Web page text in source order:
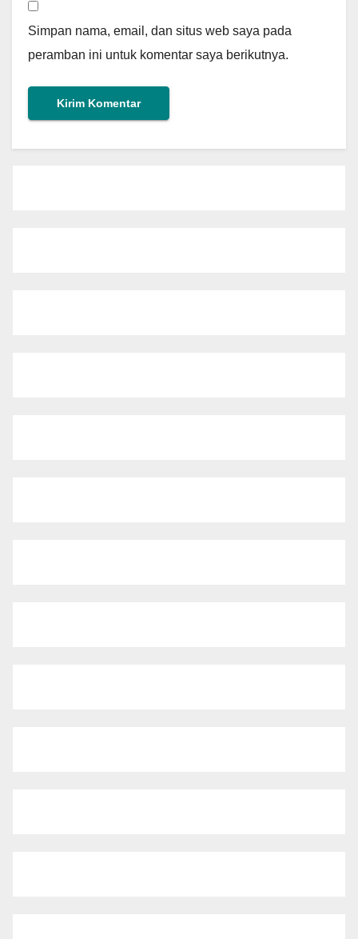
Simpan nama, email, dan situs web saya pada
peramban ini untuk komentar saya berikutnya.